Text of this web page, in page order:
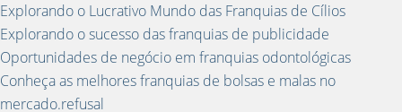
Explorando o Lucrativo Mundo das Franquias de Cílios
Explorando o sucesso das franquias de publicidade
Oportunidades de negócio em franquias odontológicas
Conheça as melhores franquias de bolsas e malas no
mercado.refusal